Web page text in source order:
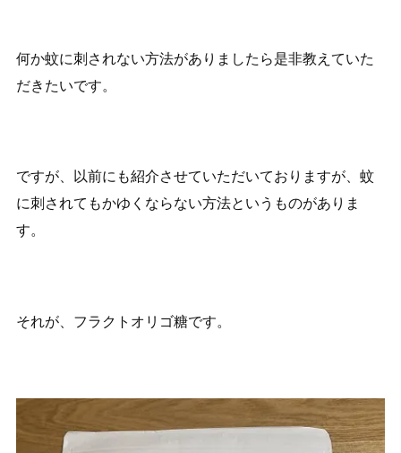
何か蚊に刺されない方法がありましたら是非教えていた
だきたいです。
ですが、以前にも紹介させていただいておりますが、蚊
に刺されてもかゆくならない方法というものがありま
す。
それが、フラクトオリゴ糖です。